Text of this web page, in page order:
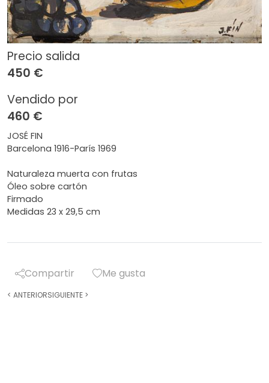
Precio salida
450 €
Vendido por
460 €
JOSÉ FIN
Barcelona 1916-París 1969
Naturaleza muerta con frutas
Óleo sobre cartón
Firmado
Medidas 23 x 29,5 cm
Compartir Me gusta
< ANTERIORSIGUIENTE >